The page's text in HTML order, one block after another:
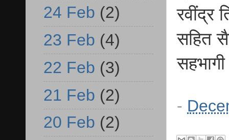
रवींद्र
सहित
-
24 Feb (2)
23 Feb (4)
22 Feb (3)
21 Feb (2)
20 Feb (2)